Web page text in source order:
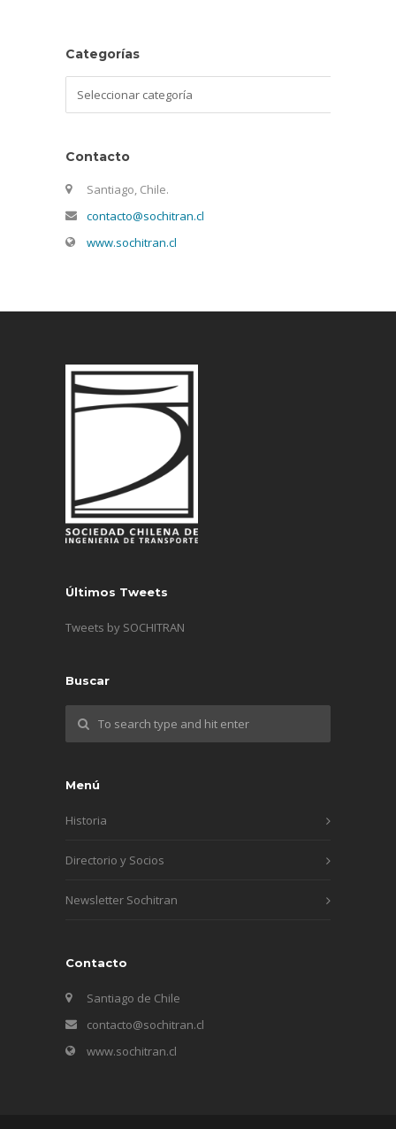
Categorías
Contacto
Santiago, Chile.
contacto@sochitran.cl
www.sochitran.cl
Últimos Tweets
Tweets by SOCHITRAN
Buscar
Menú
Historia
Directorio y Socios
Newsletter Sochitran
Contacto
Santiago de Chile
contacto@sochitran.cl
www.sochitran.cl